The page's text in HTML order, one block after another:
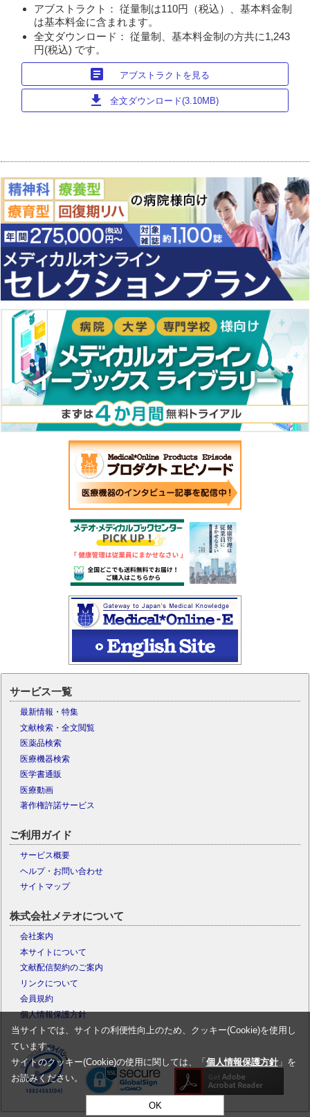
アブストラクト： 従量制は110円（税込）、基本料金制
は基本料金に含まれます。
全文ダウンロード： 従量制、基本料金制の方共に1,243
円(税込) です。
article アブストラクトを見る
download 全文ダウンロード(3.10MB)
サービス一覧
最新情報・特集
文献検索・全文閲覧
医薬品検索
医療機器検索
医学書通販
医療動画
著作権許諾サービス
ご利用ガイド
サービス概要
ヘルプ・お問い合わせ
サイトマップ
株式会社メテオについて
会社案内
本サイトについて
文献配信契約のご案内
リンクについて
会員規約
個人情報保護方針
当サイトでは、サイトの利便性向上のため、クッキー(Cookie)を使用し
ています。
サイトのクッキー(Cookie)の使用に関しては、「 個人情報保護方針」を
お読みください。
OK